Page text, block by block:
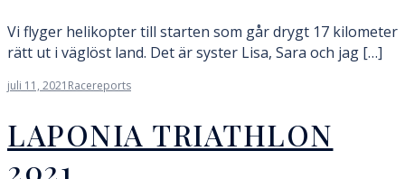
Vi flyger helikopter till starten som går drygt 17 kilometer
rätt ut i väglöst land. Det är syster Lisa, Sara och jag […]
juli 11, 2021 Racereports
LAPONIA TRIATHLON
2021